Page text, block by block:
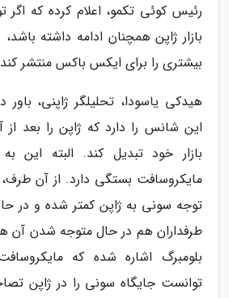
رئیس کوئی تکمو، اعلام کرده که اگر
بازار ژاپن همچنان ادامه داشته
بیشتری را برای ایکس باکس منتشر
هیدکی یاسودا، تحلیلگر ژاپنی،
این شانس را دارد که ژاپن را بعد از
بازار خود تبدیل کند. البته این
مایکروسافت بستگی دارد. از آن طرف،
توجه سونی به ژاپن کمتر شده و
طرفداران هم در حال متوجه شدن آن
بلومبرگ اشاره شده که
توانست جایگاه سونی را در ژاپن